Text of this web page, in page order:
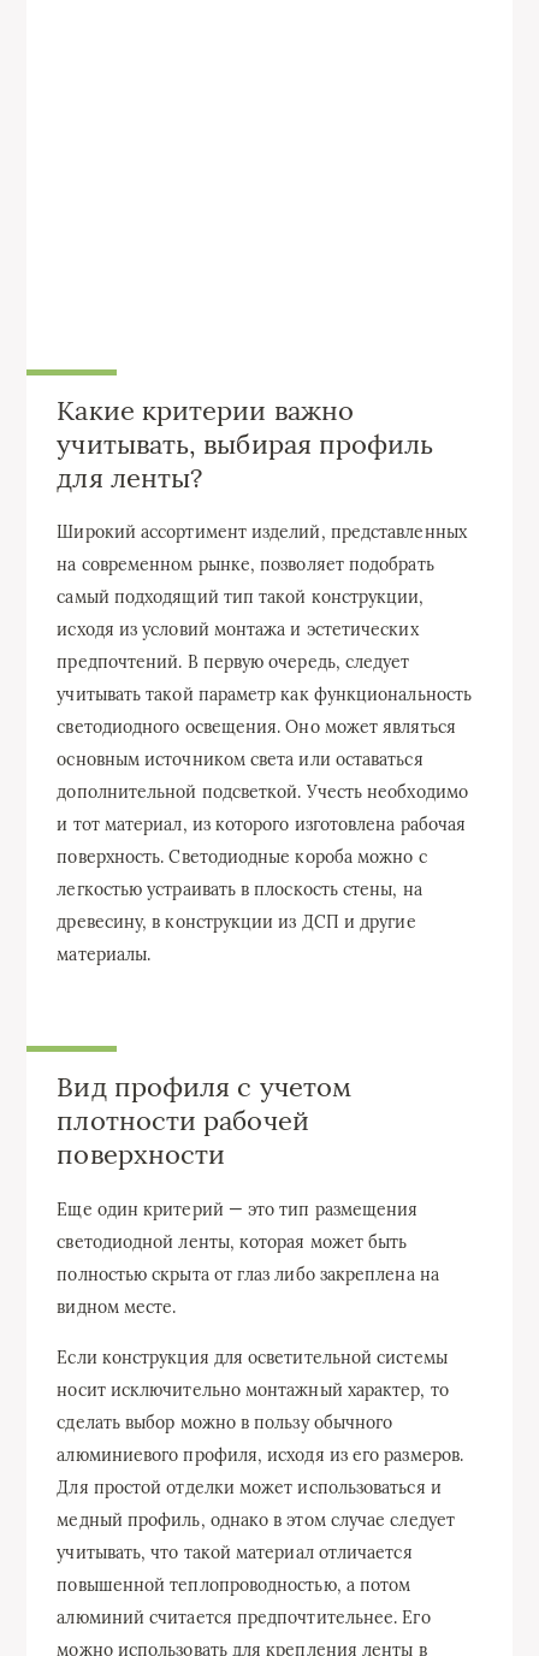
Какие критерии важно
учитывать, выбирая профиль
для ленты?
Широкий ассортимент изделий, представленных
на современном рынке, позволяет подобрать
самый подходящий тип такой конструкции,
исходя из условий монтажа и эстетических
предпочтений. В первую очередь, следует
учитывать такой параметр как функциональность
светодиодного освещения. Оно может являться
основным источником света или оставаться
дополнительной подсветкой. Учесть необходимо
и тот материал, из которого изготовлена рабочая
поверхность. Светодиодные короба можно с
легкостью устраивать в плоскость стены, на
древесину, в конструкции из ДСП и другие
материалы.
Вид профиля с учетом
плотности рабочей
поверхности
Еще один критерий — это тип размещения
светодиодной ленты, которая может быть
полностью скрыта от глаз либо закреплена на
видном месте.
Если конструкция для осветительной системы
носит исключительно монтажный характер, то
сделать выбор можно в пользу обычного
алюминиевого профиля, исходя из его размеров.
Для простой отделки может использоваться и
медный профиль, однако в этом случае следует
учитывать, что такой материал отличается
повышенной теплопроводностью, а потом
алюминий считается предпочтительнее. Его
можно использовать для крепления ленты в